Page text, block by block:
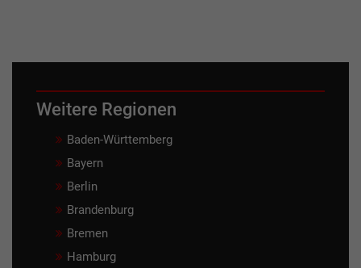
Weitere Regionen
Baden-Württemberg
Bayern
Berlin
Brandenburg
Bremen
Hamburg